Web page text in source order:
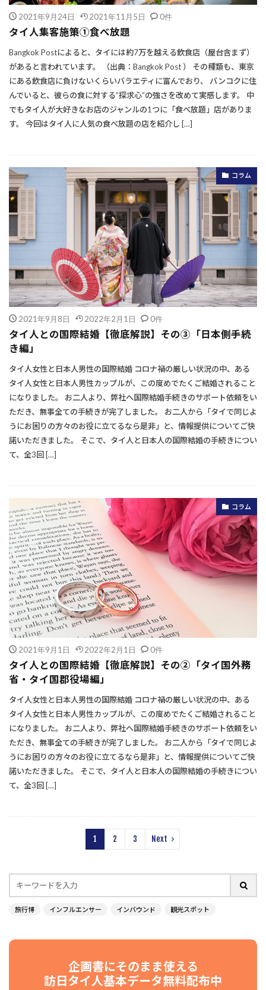
2021年9月24日 2021年11月5日 0件
タイ人集客施策①食べ放題
Bangkok Postによると、タイには約7万を越える飲食店（屋台含まず）
があると言われています。 （出典：Bangkok Post ） その種類も、東京
にある飲食店に負けないくらいバラエティに富んでおり、 バンコクに住
んでいると、彼らの食に対する”探求心”の強さを改めて実感します。 中
でもタイ人が大好きなお店のジャンルの1つに「食べ放題」店がありま
す。 今回はタイ人に人気の食べ放題の店を紹介し […]
コラム
2021年9月8日 2022年2月1日 0件
タイ人との国際結婚【徹底解説】その③「日本側手続
き編」
タイ人女性と日本人男性の国際結婚 コロナ禍の厳しい状況の中、ある
タイ人女性と日本人男性カップルが、この度めでたくご結婚されること
になりました。 お二人より、弊社へ国際結婚手続きのサポート依頼をい
ただき、無事全ての手続きが完了しました。 お二人から「タイで同じよ
うにお困りの方々のお役に立てるなら是非」と、情報提供についてご快
諾いただきました。 そこで、タイ人と日本人の国際結婚の手続きについ
て、全3回 […]
コラム
2021年9月1日 2022年2月1日 0件
タイ人との国際結婚【徹底解説】その②「タイ国外務
省・タイ国郡役場編」
タイ人女性と日本人男性の国際結婚 コロナ禍の厳しい状況の中、ある
タイ人女性と日本人男性カップルが、この度めでたくご結婚されること
になりました。 お二人より、弊社へ国際結婚手続きのサポート依頼をい
ただき、無事全ての手続きが完了しました。 お二人から「タイで同じよ
うにお困りの方々のお役に立てるなら是非」と、情報提供についてご快
諾いただきました。 そこで、タイ人と日本人の国際結婚の手続きについ
て、全3回 […]
1 2 3 Next
旅行博 インフルエンサー インバウンド 観光スポット
企画書にそのまま使える
訪日タイ人基本データ無料配布中